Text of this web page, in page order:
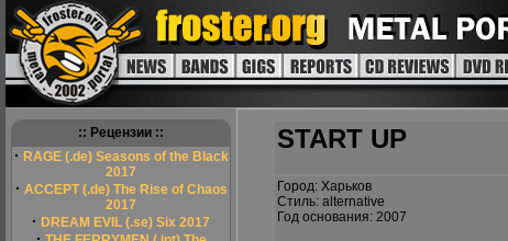
:: Рецензии ::
· RAGE (.de) Seasons of the Black
2017
· ACCEPT (.de) The Rise of Chaos
2017
· DREAM EVIL (.se) Six 2017
START UP
Город: Харьков
Стиль: alternative
Год основания: 2007